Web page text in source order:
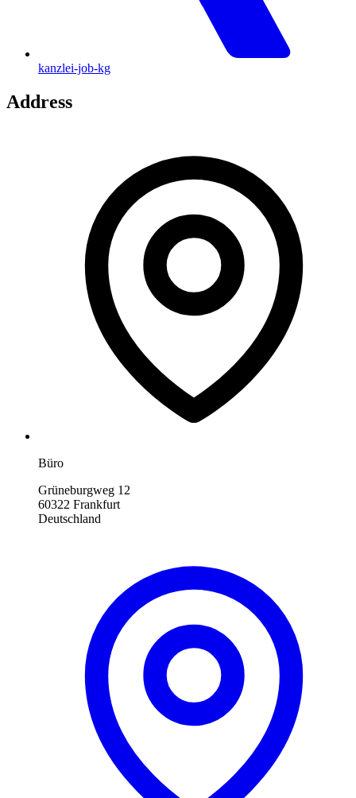
kanzlei-job-kg
Address
Büro
Grüneburgweg 12
60322 Frankfurt
Deutschland